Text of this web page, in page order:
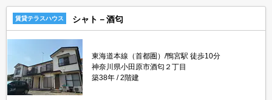
賃貸テラスハウス シャト－酒匂
東海道本線（首都圏）/鴨宮駅 徒歩10分
神奈川県小田原市酒匂２丁目
築38年
2階建